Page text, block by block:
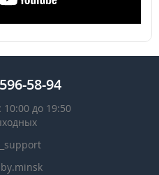
58-94
до 19:50